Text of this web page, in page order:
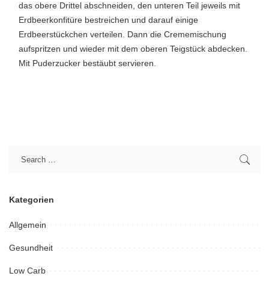
das obere Drittel abschneiden, den unteren Teil jeweils mit
Erdbeerkonfitüre bestreichen und darauf einige
Erdbeerstückchen verteilen. Dann die Crememischung
aufspritzen und wieder mit dem oberen Teigstück abdecken.
Mit Puderzucker bestäubt servieren.
Kategorien
Allgemein
Gesundheit
Low Carb